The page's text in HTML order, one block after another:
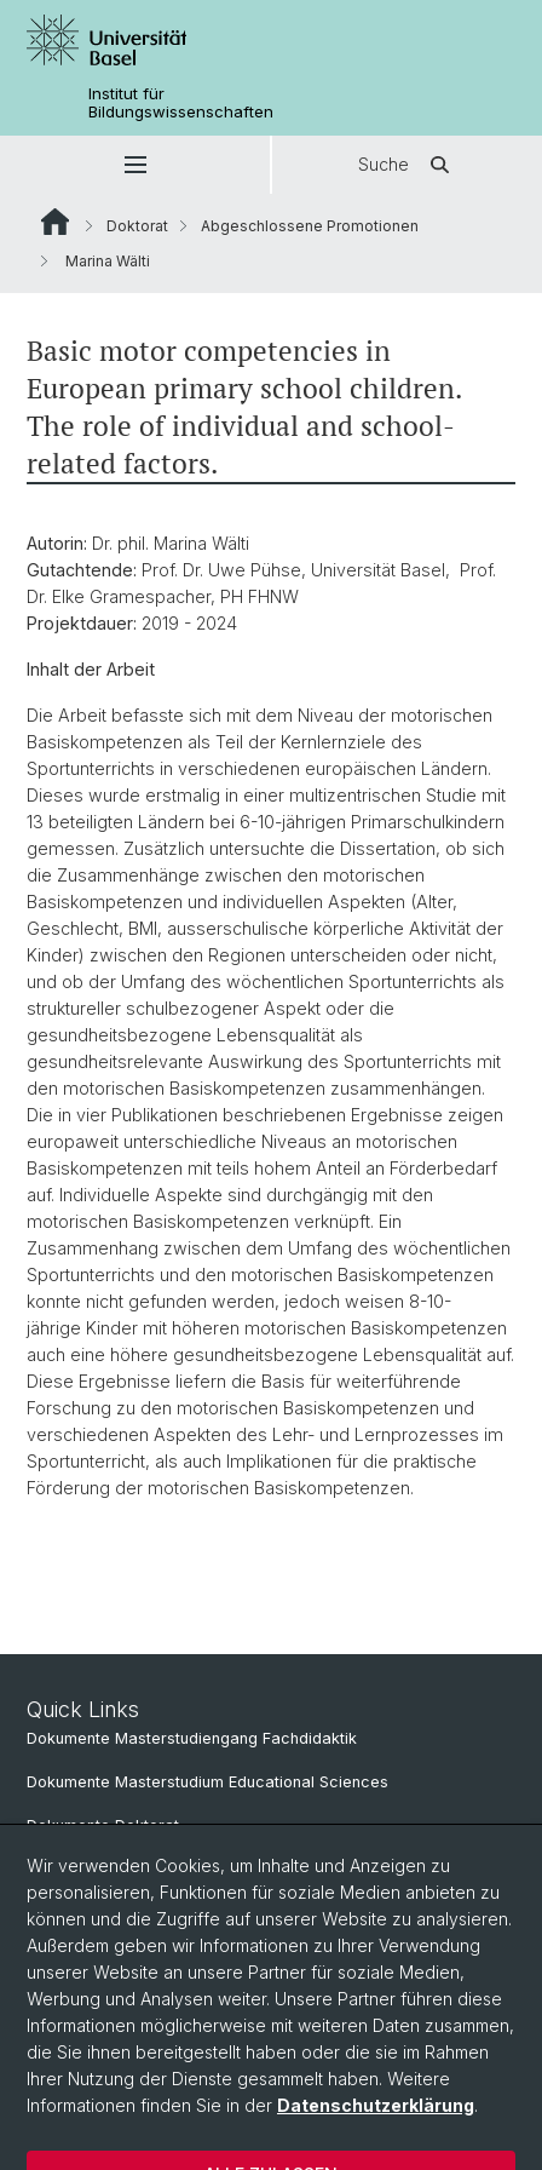
Institut für
Bildungswissenschaften
Suche
Doktorat
Abgeschlossene Promotionen
Marina Wälti
Basic motor competencies in
European primary school children.
The role of individual and school-
related factors.
Autorin: Dr. phil. Marina Wälti
Gutachtende: Prof. Dr. Uwe Pühse, Universität Basel, Prof.
Dr. Elke Gramespacher, PH FHNW
Projektdauer: 2019 - 2024
Inhalt der Arbeit
Die Arbeit befasste sich mit dem Niveau der motorischen
Basiskompetenzen als Teil der Kernlernziele des
Sportunterrichts in verschiedenen europäischen Ländern.
Dieses wurde erstmalig in einer multizentrischen Studie mit
13 beteiligten Ländern bei 6-10-jährigen Primarschulkindern
gemessen. Zusätzlich untersuchte die Dissertation, ob sich
die Zusammenhänge zwischen den motorischen
Basiskompetenzen und individuellen Aspekten (Alter,
Geschlecht, BMI, ausserschulische körperliche Aktivität der
Kinder) zwischen den Regionen unterscheiden oder nicht,
und ob der Umfang des wöchentlichen Sportunterrichts als
struktureller schulbezogener Aspekt oder die
gesundheitsbezogene Lebensqualität als
gesundheitsrelevante Auswirkung des Sportunterrichts mit
den motorischen Basiskompetenzen zusammenhängen.
Die in vier Publikationen beschriebenen Ergebnisse zeigen
europaweit unterschiedliche Niveaus an motorischen
Basiskompetenzen mit teils hohem Anteil an Förderbedarf
auf. Individuelle Aspekte sind durchgängig mit den
motorischen Basiskompetenzen verknüpft. Ein
Zusammenhang zwischen dem Umfang des wöchentlichen
Sportunterrichts und den motorischen Basiskompetenzen
konnte nicht gefunden werden, jedoch weisen 8-10-
jährige Kinder mit höheren motorischen Basiskompetenzen
auch eine höhere gesundheitsbezogene Lebensqualität auf.
Diese Ergebnisse liefern die Basis für weiterführende
Forschung zu den motorischen Basiskompetenzen und
verschiedenen Aspekten des Lehr- und Lernprozesses im
Sportunterricht, als auch Implikationen für die praktische
Förderung der motorischen Basiskompetenzen.
Quick Links
Dokumente Masterstudiengang Fachdidaktik
Dokumente Masterstudium Educational Sciences
Dokumente Doktorat
Social Media
LinkedIn
Instagram
© Universität Basel
Datenschutzerklärung
Wir verwenden Cookies, um Inhalte und Anzeigen zu
personalisieren, Funktionen für soziale Medien anbieten zu
können und die Zugriffe auf unserer Website zu analysieren.
Außerdem geben wir Informationen zu Ihrer Verwendung
unserer Website an unsere Partner für soziale Medien,
Werbung und Analysen weiter. Unsere Partner führen diese
Informationen möglicherweise mit weiteren Daten zusammen,
die Sie ihnen bereitgestellt haben oder die sie im Rahmen
Ihrer Nutzung der Dienste gesammelt haben. Weitere
Informationen finden Sie in der Datenschutzerklärung.